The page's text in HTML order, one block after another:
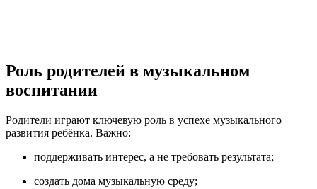
Роль родителей в музыкальном
воспитании
Родители играют ключевую роль в успехе музыкального
развития ребёнка. Важно:
поддерживать интерес, а не требовать результата;
создать дома музыкальную среду;